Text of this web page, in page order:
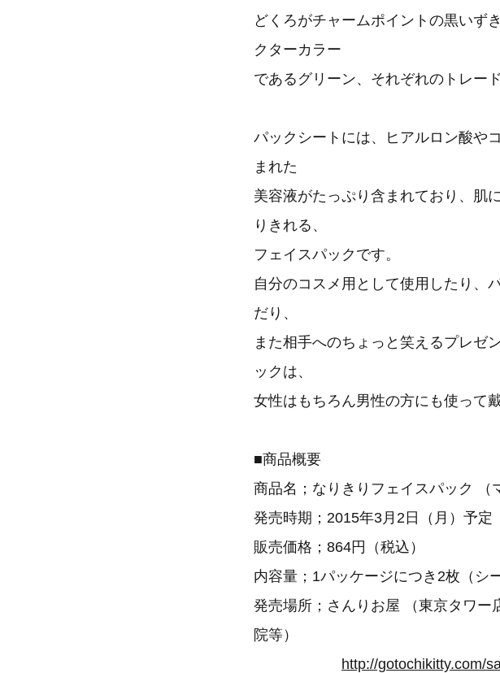
どくろがチャームポイントの黒いず
クターカラー
であるグリーン、それぞれのトレー
パックシートには、ヒアルロン酸や
まれた
美容液がたっぷり含まれており、肌
りきれる、
フェイスパックです。
自分のコスメ用として使用したり、
だり、
また相手へのちょっと笑えるプレゼ
ックは、
女性はもちろん男性の方にも使って
■商品概要
商品名；なりきりフェイスパック （
発売時期；2015年3月2日（月）予定
販売価格；864円（税込）
内容量；1パッケージにつき2枚（シ
発売場所；さんりお屋 （東京タワ
院等）
http://gotochikitty.com/